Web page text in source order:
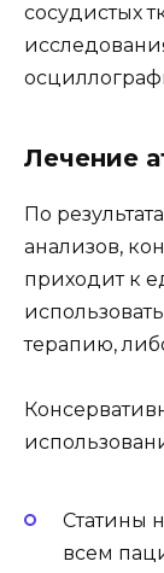
сосудистых
Лечение
По
анализов,
приходит к
терапию,
Статины
всем